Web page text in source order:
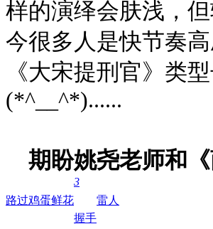
样的演绎会肤浅，
今很多人是快节奏
《大宋提刑官》类
(*^__^*)......
期盼姚尧老师和
路过鸡蛋鲜花
3
握手
雷人